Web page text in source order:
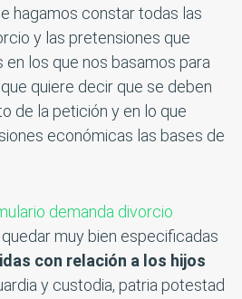
hagamos constar todas las
y las pretensiones que
los que nos basamos para
quiere decir que se deben
de la petición y en lo que
económicas las bases de
demanda divorcio
muy bien especificadas
con relación a los hijos
y custodia, patria potestad